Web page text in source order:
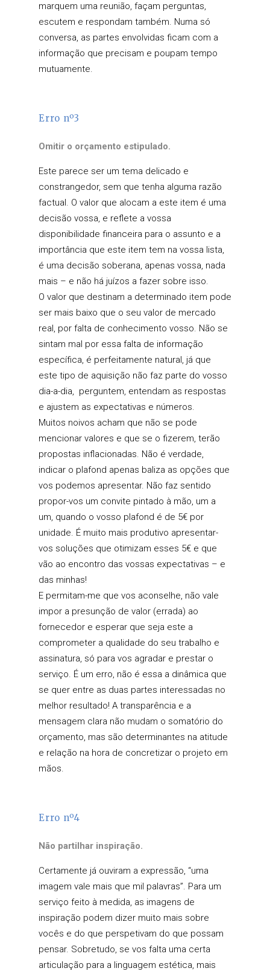
marquem uma reunião, façam perguntas,
escutem e respondam também. Numa só
conversa, as partes envolvidas ficam com a
informação que precisam e poupam tempo
mutuamente.
Erro nº3
Omitir o orçamento estipulado.
Este parece ser um tema delicado e
constrangedor, sem que tenha alguma razão
factual. O valor que alocam a este item é uma
decisão vossa, e reflete a vossa
disponibilidade financeira para o assunto e a
importância que este item tem na vossa lista,
é uma decisão soberana, apenas vossa, nada
mais – e não há juízos a fazer sobre isso.
O valor que destinam a determinado item pode
ser mais baixo que o seu valor de mercado
real, por falta de conhecimento vosso. Não se
sintam mal por essa falta de informação
específica, é perfeitamente natural, já que
este tipo de aquisição não faz parte do vosso
dia-a-dia, perguntem, entendam as respostas
e ajustem as expectativas e números.
Muitos noivos acham que não se pode
mencionar valores e que se o fizerem, terão
propostas inflacionadas. Não é verdade,
indicar o plafond apenas baliza as opções que
vos podemos apresentar. Não faz sentido
propor-vos um convite pintado à mão, um a
um, quando o vosso plafond é de 5€ por
unidade. É muito mais produtivo apresentar-
vos soluções que otimizam esses 5€ e que
vão ao encontro das vossas expectativas – e
das minhas!
E permitam-me que vos aconselhe, não vale
impor a presunção de valor (errada) ao
fornecedor e esperar que seja este a
comprometer a qualidade do seu trabalho e
assinatura, só para vos agradar e prestar o
serviço. É um erro, não é essa a dinâmica que
se quer entre as duas partes interessadas no
melhor resultado! A transparência e a
mensagem clara não mudam o somatório do
orçamento, mas são determinantes na atitude
e relação na hora de concretizar o projeto em
mãos.
Erro nº4
Não partilhar inspiração.
Certamente já ouviram a expressão, “uma
imagem vale mais que mil palavras”. Para um
serviço feito à medida, as imagens de
inspiração podem dizer muito mais sobre
vocês e do que perspetivam do que possam
pensar. Sobretudo, se vos falta uma certa
articulação para a linguagem estética, mais